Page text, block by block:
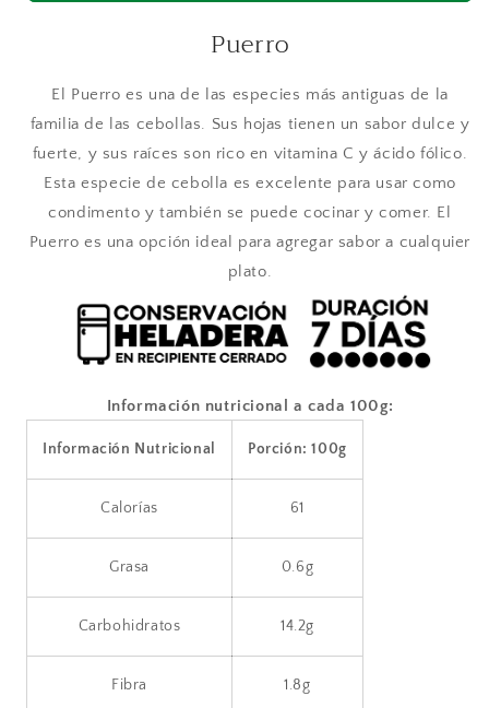
Puerro
El Puerro es una de las especies más antiguas de la
familia de las cebollas. Sus hojas tienen un sabor dulce y
fuerte, y sus raíces son rico en vitamina C y ácido fólico.
Esta especie de cebolla es excelente para usar como
condimento y también se puede cocinar y comer. El
Puerro es una opción ideal para agregar sabor a cualquier
plato.
Información nutricional a cada 100g:
Información Nutricional Porción: 100g
Calorías 61
Grasa 0.6g
Carbohidratos 14.2g
Fibra 1.8g